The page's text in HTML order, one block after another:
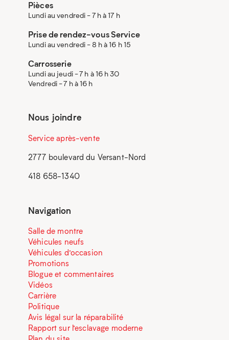
Pièces
Lundi au vendredi - 7 h à 17 h
Prise de rendez-vous Service
Lundi au vendredi - 8 h à 16 h 15
Carrosserie
Lundi au jeudi - 7 h à 16 h 30
Vendredi - 7 h à 16 h
Nous joindre
Service après-vente
2777 boulevard du Versant-Nord
418 658-1340
Navigation
Salle de montre
Véhicules neufs
Véhicules d’occasion
Promotions
Blogue et commentaires
Vidéos
Carrière
Politique
Avis légal sur la réparabilité
Rapport sur l’esclavage moderne